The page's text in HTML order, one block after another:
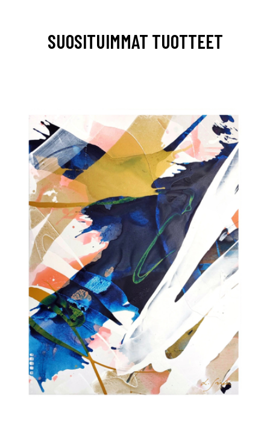
SUOSITUIMMAT TUOTTEET